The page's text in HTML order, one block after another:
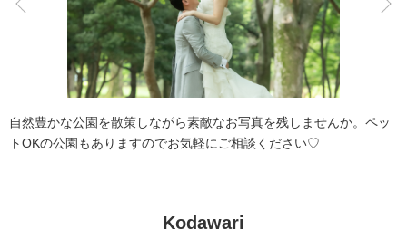
庭園での撮影 夜景での撮影
自然豊かな公園を散策しながら素敵なお写真を残しませんか。ペッ
トOKの公園もありますのでお気軽にご相談ください♡
Kodawari